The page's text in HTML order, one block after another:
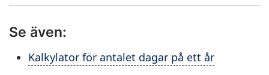
Se även:
Kalkylator för antalet dagar på ett år